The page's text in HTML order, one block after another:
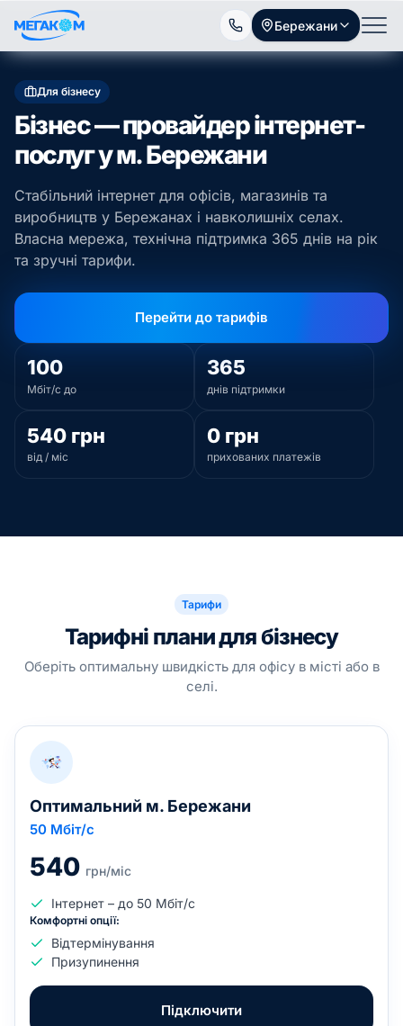
Бережани
Для бізнесу
Бізнес — провайдер інтернет-
послуг у м. Бережани
Стабільний інтернет для офісів, магазинів та
виробництв у Бережанах і навколишніх селах.
Власна мережа, технічна підтримка 365 днів на рік
та зручні тарифи.
Перейти до тарифів
100
Мбіт/с до
365
днів підтримки
540 грн
від / міс
0 грн
прихованих платежів
Тарифи
Тарифні плани для бізнесу
Оберіть оптимальну швидкість для офісу в місті або в
селі.
Оптимальний м. Бережани
50 Мбіт/с
540 грн/міс
Інтернет – до 50 Мбіт/с
Комфортні опції:
Відтермінування
Призупинення
Підключити